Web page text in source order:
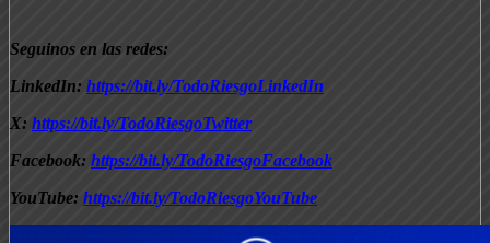
Seguinos en las redes:
LinkedIn: https://bit.ly/TodoRiesgoLinkedIn
X: https://bit.ly/TodoRiesgoTwitter
Facebook: https://bit.ly/TodoRiesgoFacebook
YouTube: https://bit.ly/TodoRiesgoYouTube